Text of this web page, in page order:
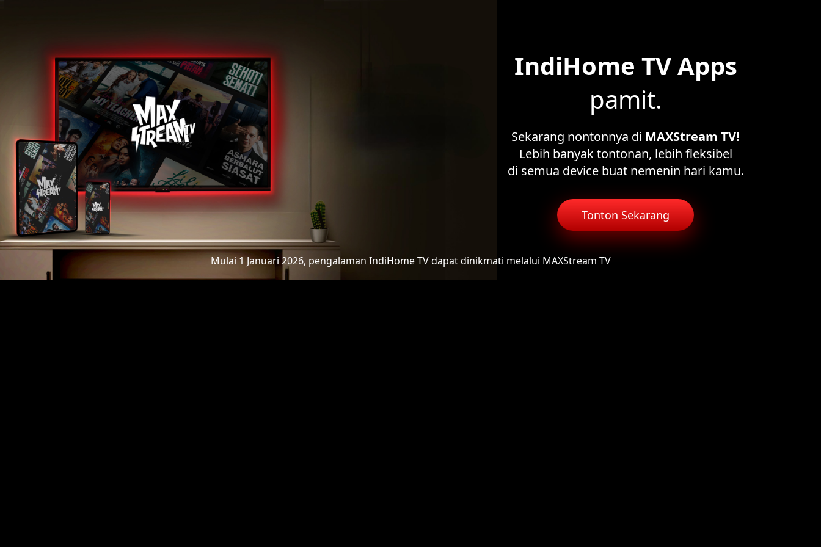
IndiHome TV Apps
pamit.
Sekarang nontonnya di MAXStream TV!
Lebih banyak tontonan, lebih fleksibel
di semua device buat nemenin hari kamu.
Tonton Sekarang
Mulai 1 Januari 2026, pengalaman IndiHome TVdapat dinikmati melalui MAXStream TV